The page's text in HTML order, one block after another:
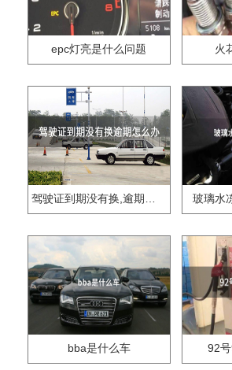
epc灯亮是什么问题 火
驾驶证到期没有换,逾期怎么办?? 玻璃水
bba是什么车 92